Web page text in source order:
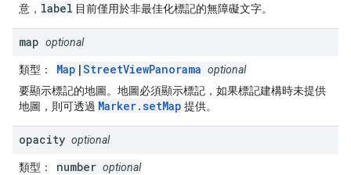
意， label 目前僅用於非最佳化標記的無障礙文字。
map optional
類型： Map |StreetViewPanorama optional
要顯示標記的地圖。地圖必須顯示標記，如果標記建構時未提供
地圖，則可透過 Marker.setMap 提供。
opacity optional
類型： number optional